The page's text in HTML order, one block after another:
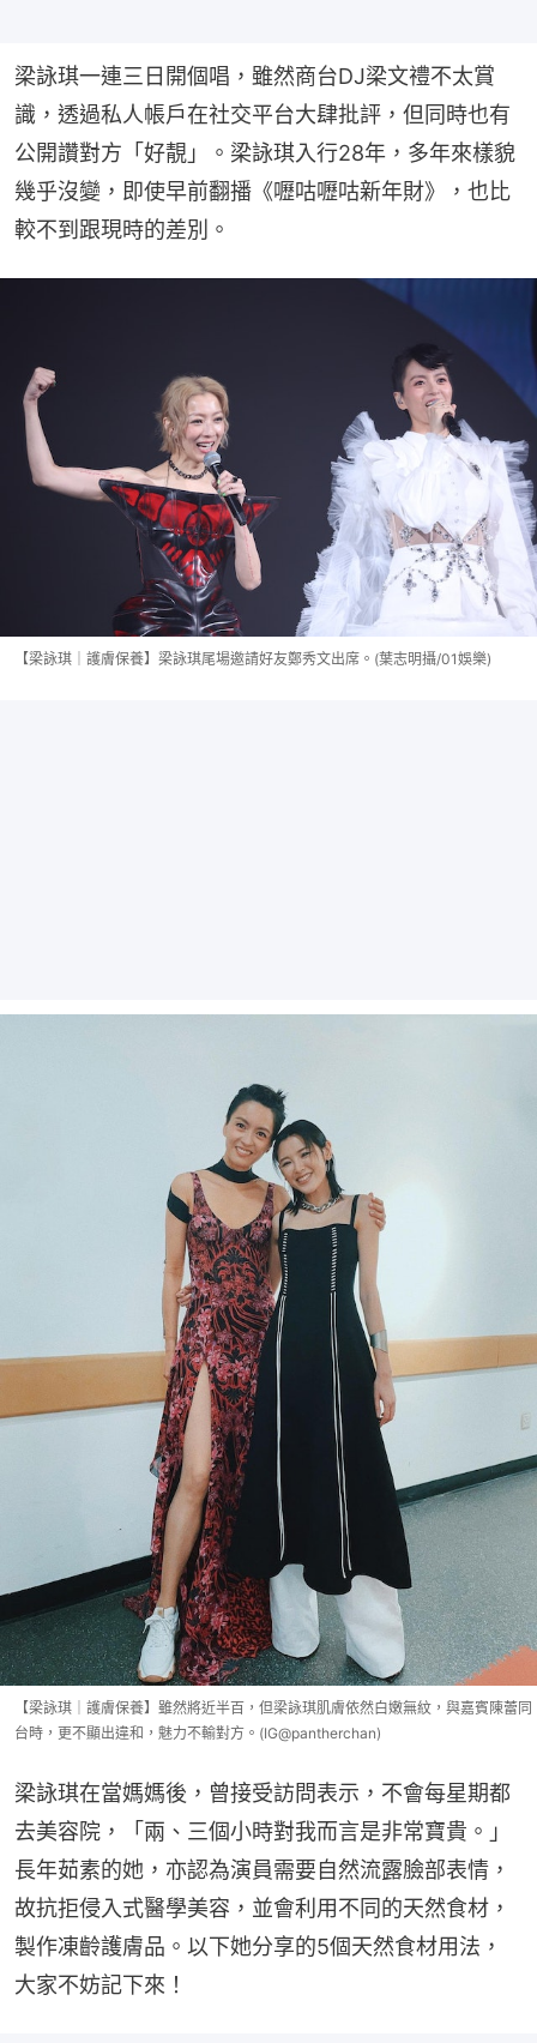
梁詠琪一連三日開個唱，雖然商台DJ梁文禮不太賞
識，透過私人帳戶在社交平台大肆批評，但同時也有
公開讚對方「好靚」。梁詠琪入行28年，多年來樣貌
幾乎沒變，即使早前翻播《嚦咕嚦咕新年財》，也比
較不到跟現時的差別。
【梁詠琪｜護膚保養】梁詠琪尾場邀請好友鄭秀文出席。(葉志明攝/01娛樂)
【梁詠琪｜護膚保養】雖然將近半百，但梁詠琪肌膚依然白嫩無紋，與嘉賓陳蕾同
台時，更不顯出違和，魅力不輸對方。(IG@pantherchan)
梁詠琪在當媽媽後，曾接受訪問表示，不會每星期都
去美容院，「兩、三個小時對我而言是非常寶貴。」
長年茹素的她，亦認為演員需要自然流露臉部表情，
故抗拒侵入式醫學美容，並會利用不同的天然食材，
製作凍齡護膚品。以下她分享的5個天然食材用法，
大家不妨記下來！